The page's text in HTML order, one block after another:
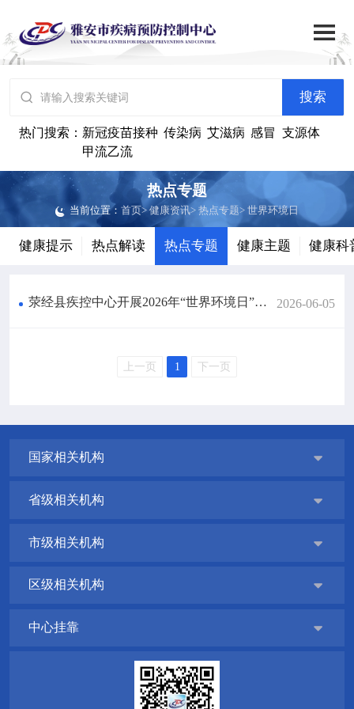
 搜索
热门搜索： 新冠疫苗接种 传染病 艾滋病 感冒 支源体
甲流乙流
热点专题
当前位置： 首页>健康资讯> 热点专题> 世界环境日
健康提示 热点解读 热点专题 健康主题 健康科

中心概况 
党群建设 
工作动态 
科研培训
互动交流
荥经县疾控中心开展2026年“世界环境日”宣传活动 2026-06-05
上一页 1 下一页
国家相关机构 
省级相关机构 
市级相关机构 
区级相关机构 
中心挂靠 